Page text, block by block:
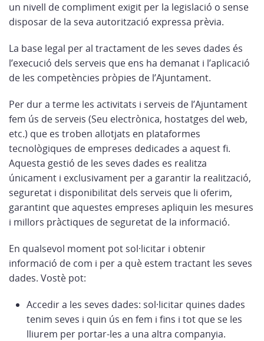
un nivell de compliment exigit per la legislació o sense
disposar de la seva autorització expressa prèvia.
La base legal per al tractament de les seves dades és
l’execució dels serveis que ens ha demanat i l’aplicació
de les competències pròpies de l’Ajuntament.
Per dur a terme les activitats i serveis de l’Ajuntament
fem ús de serveis (Seu electrònica, hostatges del web,
etc.) que es troben allotjats en plataformes
tecnològiques de empreses dedicades a aquest fi.
Aquesta gestió de les seves dades es realitza
únicament i exclusivament per a garantir la realització,
seguretat i disponibilitat dels serveis que li oferim,
garantint que aquestes empreses apliquin les mesures
i millors pràctiques de seguretat de la informació.
En qualsevol moment pot sol·licitar i obtenir
informació de com i per a què estem tractant les seves
dades. Vostè pot:
Accedir a les seves dades: sol·licitar quines dades
tenim seves i quin ús en fem i fins i tot que se les
lliurem per portar-les a una altra companyia.